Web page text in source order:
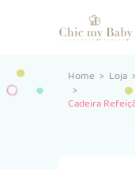
Home > Loja >
>
Cadeira